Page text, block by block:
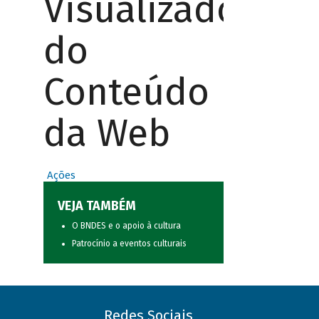
Visualizador
do
Conteúdo
da Web
Ações
VEJA TAMBÉM
O BNDES e o apoio à cultura
Patrocínio a eventos culturais
Redes Sociais